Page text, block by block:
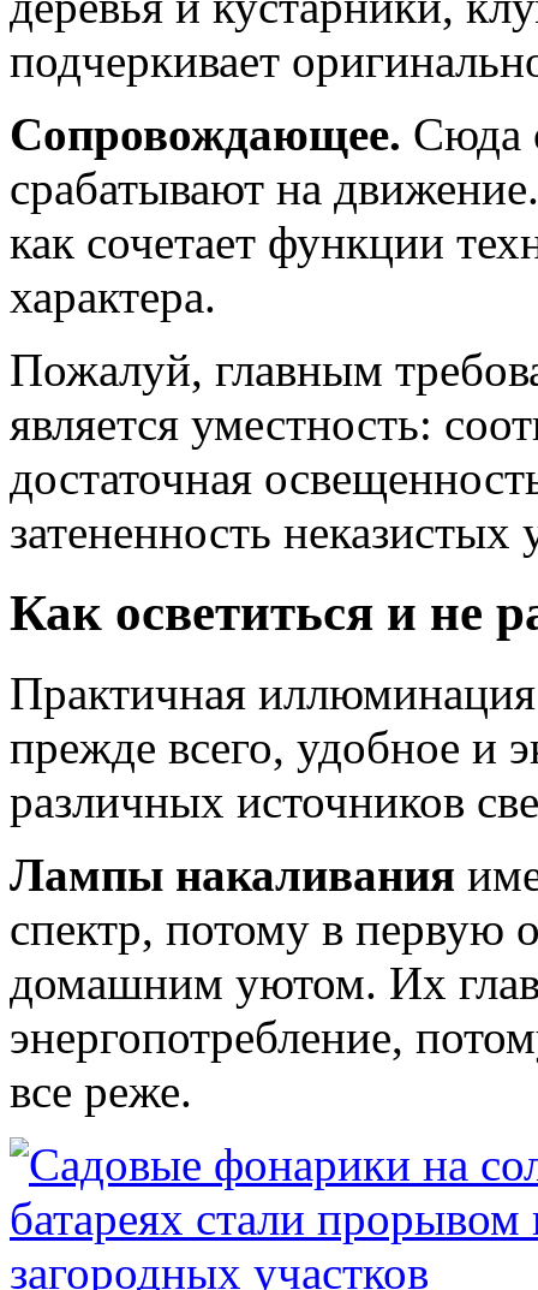
подчеркивает
Сопровождающее. Сюда
срабатывают на
как сочетает функции
характера.
Пожалуй, главным
является уместность:
достаточная
затененность неказистых
Как осветиться и не
Практичная иллюминация
прежде всего, удобное и
различных источников
Лампы накаливания
спектр, потому в первую
домашним уютом. Их
энергопотребление,
все реже.